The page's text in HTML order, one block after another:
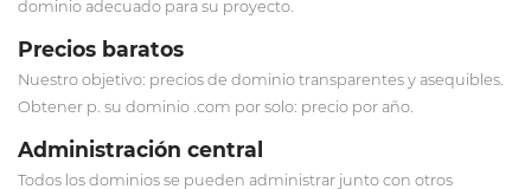
dominio adecuado para su proyecto.
Precios baratos
Nuestro objetivo: precios de dominio transparentes y asequibles.
Obtener p. su dominio .com por solo: precio por año.
Administración central
Todos los dominios se pueden administrar junto con otros